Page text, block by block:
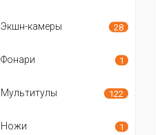
Экшн-камеры 28
Фонари 1
Мультитулы 122
Ножи 1